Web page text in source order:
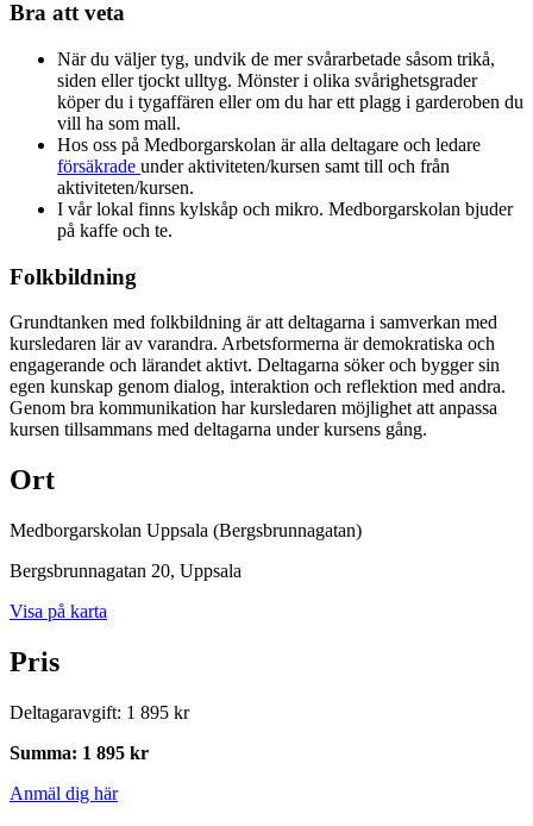
Bra att veta
När du väljer tyg, undvik de mer svårarbetade såsom trikå,
siden eller tjockt ulltyg. Mönster i olika svårighetsgrader
köper du i tygaffären eller om du har ett plagg i garderoben du
vill ha som mall.
Hos oss på Medborgarskolan är alla deltagare och ledare
försäkrade under aktiviteten/kursen samt till och från
aktiviteten/kursen.
I vår lokal finns kylskåp och mikro. Medborgarskolan bjuder
på kaffe och te.
Folkbildning
Grundtanken med folkbildning är att deltagarna i samverkan med
kursledaren lär av varandra. Arbetsformerna är demokratiska och
engagerande och lärandet aktivt. Deltagarna söker och bygger sin
egen kunskap genom dialog, interaktion och reflektion med andra.
Genom bra kommunikation har kursledaren möjlighet att anpassa
kursen tillsammans med deltagarna under kursens gång.
Ort
Medborgarskolan Uppsala (Bergsbrunnagatan)
Bergsbrunnagatan 20, Uppsala
Visa på karta
Pris
Deltagaravgift: 1 895 kr
Summa: 1 895 kr
Anmäl dig här